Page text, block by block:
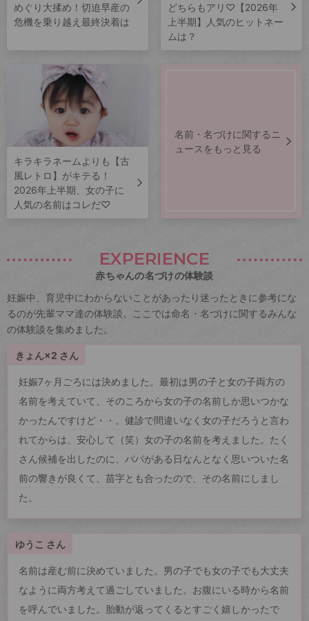
めぐり大揉め！切迫早産の
危機を乗り越え最終決着は
どちらもアリ♡【2026年
上半期】人気のヒットネー
ムは？
キラキラネームよりも【古
風レトロ】がキテる！
2026年上半期、女の子に
人気の名前はコレだ♡
名前・名づけに関するニ
ュースをもっと見る
EXPERIENCE
赤ちゃんの名づけの体験談
妊娠中、育児中にわからないことがあったり迷ったときに参考にな
るのが先輩ママ達の体験談。ここでは命名・名づけに関するみんな
の体験談を集めました。
きょん×2 さん
妊娠7ヶ月ごろには決めました。最初は男の子と女の子両方の
名前を考えていて、そのころから女の子の名前しか思いつかな
かったんですけど・・。健診で間違いなく女の子だろうと言わ
れてからは、安心して（笑）女の子の名前を考えました。たく
さん候補を出したのに、パパがある日なんとなく思いついた名
前の響きが良くて、苗字とも合ったので、その名前にしまし
た。
ゆうこ さん
名前は産む前に決めていました。男の子でも女の子でも大丈夫
なように両方考えて過ごしていました。お腹にいる時から名前
を呼んでいました。胎動が返ってくるとすごく嬉しかったで